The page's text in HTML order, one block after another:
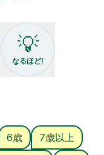
ています✨
バレンタインレシピ ＃
＃ココア蒸しパン#米粉の
💡
なるほど!
6歳
7歳以上